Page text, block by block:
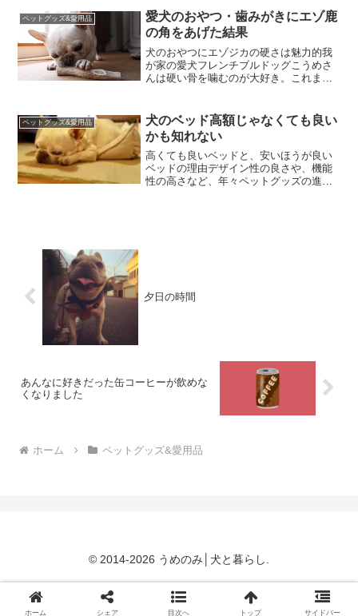
た。なんで？動物病院で去年診てもらっ
たとき、異常は見...
ペットグッズ&愛用品
愛犬のおやつ・歯みがきにエゾ鹿
の角をあげた結果
犬のおやつにエゾジカの硬さは魅力的我
が家の愛犬フレンチブルドッグこうめさ
んは硬い骨を噛むのが大好き。これまで
ーン。適度な太さと、硬さがあり重宝し
ていたのですが空洞なので...
ペットグッズ&愛用品
犬のベッド高額じゃなくても良い
かも知れない
高くても良いベッドと、安いほうが良い
ベッドの理由デザイン性の良さや、機能
性の高さなど、年々ペットグッズの進化
夕日の時間
あんなに好きだった缶コーヒーが飲めな
くなりました
ホーム ペットグッズ&愛用品
© 2014-2026 うめのみ│犬と暮らし.
ホーム シェア 目次へ トップ サイドバー